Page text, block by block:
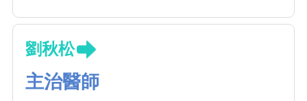
劉秋松
主治醫師